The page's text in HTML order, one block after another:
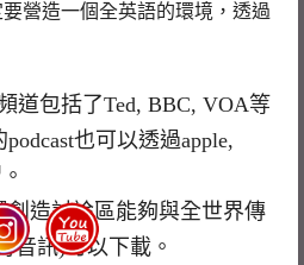
營造一個全英語的環境，透過
道包括了Ted, BBC, VOA等
也可以透過apple,
創造討論區能夠與全世界傳
音訊)可以下載。